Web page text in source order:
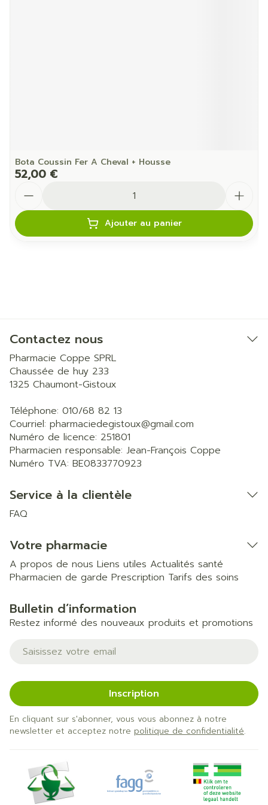
Bota Coussin Fer A Cheval + Housse
52,00 €
Ajouter au panier
Contactez nous
Pharmacie Coppe SPRL
Chaussée de huy 233
1325 Chaumont-Gistoux
Téléphone: 010/68 82 13
Courriel: pharmaciedegistoux@gmail.com
Numéro de licence: 251801
Pharmacien responsable: Jean-François Coppe
Numéro TVA: BE0833770923
Service à la clientèle
FAQ
Votre pharmacie
A propos de nous Liens utiles Actualités santé
Pharmacien de garde Prescription Tarifs des soins
Bulletin d’information
Restez informé des nouveaux produits et promotions
Adresse mail
Inscription
En cliquant sur s'abonner, vous vous abonnez à notre
newsletter et acceptez notre politique de confidentialité.